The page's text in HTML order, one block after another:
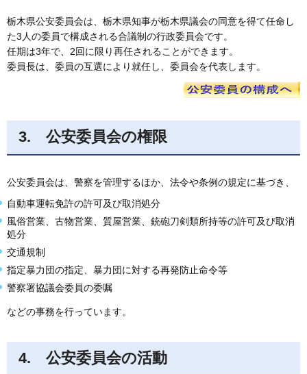
栃木県公安委員会は、栃木県知事が栃木県議会の同意を得て任命し
た3人の委員で構成される合議制の行政委員会です。
任期は3年で、2回に限り再任されることができます。
委員長は、委員の互選により就任し、委員会を代表します。
3. 公安委員会の権限
公安委員会は、警察を管理するほか、法令や条例の規定に基づき、
自動車運転免許の許可及び取消処分
風俗営業、古物営業、質屋営業、銃砲刀剣類所持等の許可及び取消
処分
交通規制
指定暴力団の指定、暴力団に対する再発防止命令等
警察署協議会委員の委嘱
などの事務を行っています。
4. 公安委員会の活動